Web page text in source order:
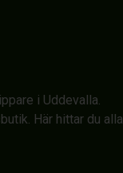
i Uddevalla.
Här hittar du alla